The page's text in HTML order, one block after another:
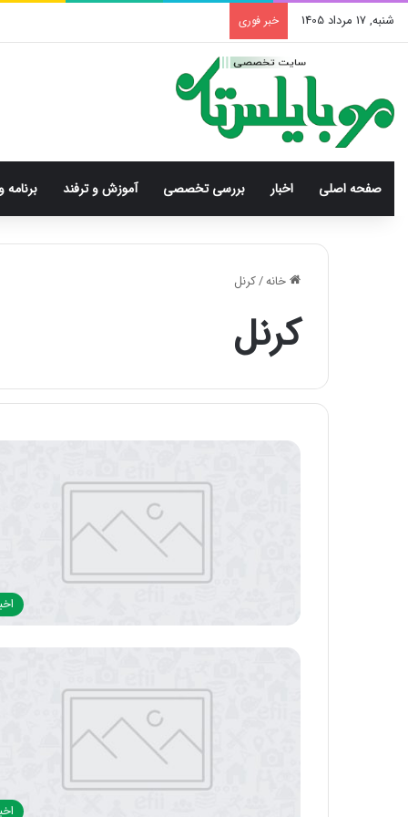
شنبه, 17 مرداد 1405 خبر فوری
صفحه اصلی اخبار بررسی‌ تخصصی آموزش و ترفند برنامه
خانه/کرنل
کرنل